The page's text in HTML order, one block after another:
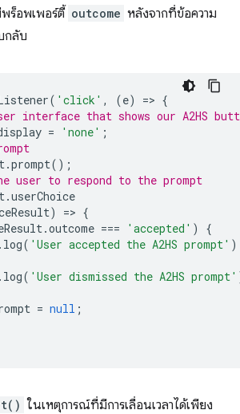
ร็อพเพอร์ตี้ outcome หลังจากที่ข้อความ
กลับ
( 'click' , (e) => {
interface that shows our A2HS
= 'none' ;
.prompt();
user to respond to the prompt
.userChoice
) => {
.outcome === 'accepted' )
{
. log( 'User accepted the A2HS prompt'
. log( 'User dismissed the A2HS prompt'
= null ;
ในเหตุการณ์ที่มีการเลื่อนเวลาได้เพียง